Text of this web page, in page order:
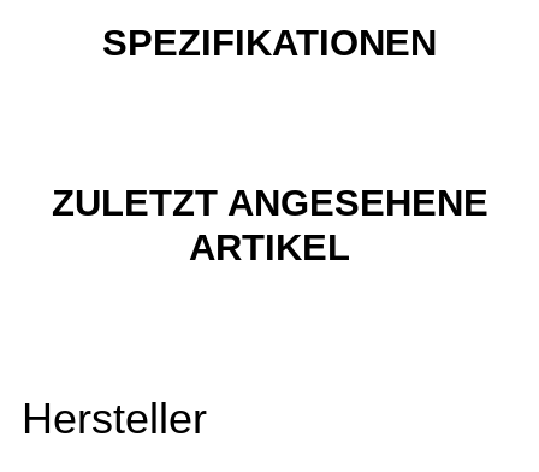
SPEZIFIKATIONEN
ZULETZT ANGESEHENE
ARTIKEL
Hersteller